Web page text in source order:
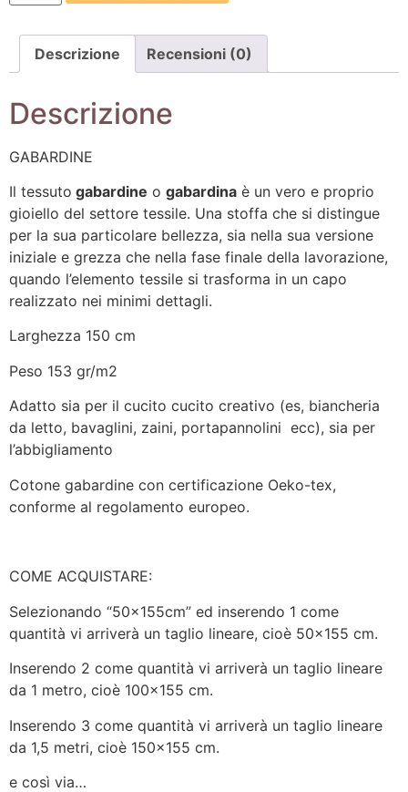
Descrizione Recensioni (0)
Descrizione
GABARDINE
Il tessuto gabardine o gabardina è un vero e proprio
gioiello del settore tessile. Una stoffa che si distingue
per la sua particolare bellezza, sia nella sua versione
iniziale e grezza che nella fase finale della lavorazione,
quando l’elemento tessile si trasforma in un capo
realizzato nei minimi dettagli.
Larghezza 150 cm
Peso 153 gr/m2
Adatto sia per il cucito cucito creativo (es, biancheria
da letto, bavaglini, zaini, portapannolini ecc), sia per
l’abbigliamento
Cotone gabardine con certificazione Oeko-tex,
conforme al regolamento europeo.
COME ACQUISTARE:
Selezionando “50x155cm” ed inserendo 1 come
quantità vi arriverà un taglio lineare, cioè 50×155 cm.
Inserendo 2 come quantità vi arriverà un taglio lineare
da 1 metro, cioè 100×155 cm.
Inserendo 3 come quantità vi arriverà un taglio lineare
da 1,5 metri, cioè 150×155 cm.
e così via…